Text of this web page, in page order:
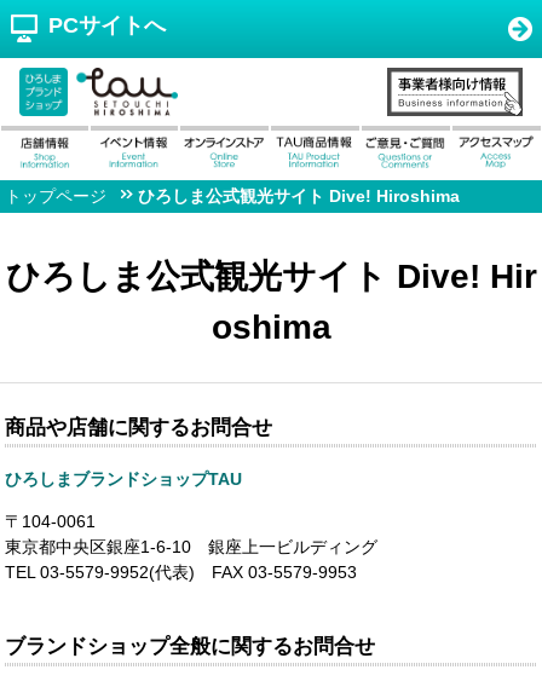
PCサイトへ
トップページ ひろしま公式観光サイト Dive! Hiroshima
ひろしま公式観光サイト Dive! Hir
oshima
商品や店舗に関するお問合せ
ひろしまブランドショップTAU
〒104-0061
東京都中央区銀座1-6-10 銀座上一ビルディング
TEL 03-5579-9952(代表) FAX 03-5579-9953
ブランドショップ全般に関するお問合せ